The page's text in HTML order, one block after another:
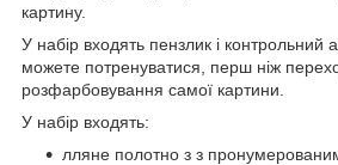
картину.
У набір входять пензлик і контрольний
можете потренуватися, перш ніж
розфарбовування самої картини.
У набір входять:
лляне полотно з з